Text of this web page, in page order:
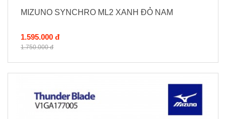
MIZUNO SYNCHRO ML2 XANH ĐỎ NAM
1.595.000 đ
1.750.000 đ